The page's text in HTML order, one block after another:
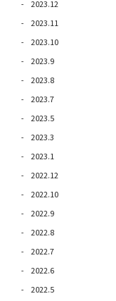
2023.12
2023.11
2023.10
2023.9
2023.8
2023.7
2023.5
2023.3
2023.1
2022.12
2022.10
2022.9
2022.8
2022.7
2022.6
2022.5